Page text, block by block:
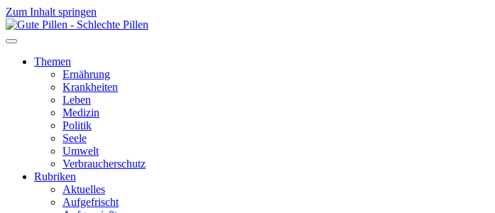
Zum Inhalt springen
Themen
Ernährung
Krankheiten
Leben
Medizin
Politik
Seele
Umwelt
Verbraucherschutz
Rubriken
Aktuelles
Aufgefrischt